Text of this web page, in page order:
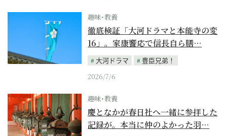
趣味･教養
徹底検証「大河ドラマと本能寺の変
16」。家康饗応で信長自ら膳…
大河ドラマ
豊臣兄弟！
2026/7/6
趣味･教養
慶となかが春日社へ一緒に参拝した
記録が。本当に仲のよかった羽…